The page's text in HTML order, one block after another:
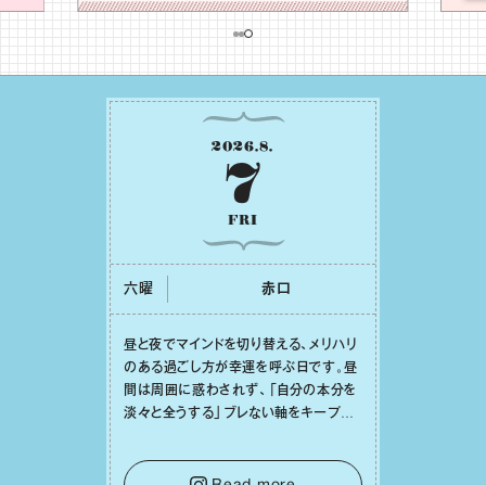
2026.8.
7
FRI
六曜 ⾚⼝
昼と夜でマインドを切り替える、メリハリ
のある過ごし⽅が幸運を呼ぶ⽇です。昼
間は周囲に惑わされず、「⾃分の本分を
淡々と全うする」ブレない軸をキープし
⾔葉に流されないよう、⼼にしっかりブ
レーキをかけること。この意識の切り替